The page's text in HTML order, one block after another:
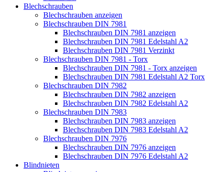
Blechschrauben
Blechschrauben anzeigen
Blechschrauben DIN 7981
Blechschrauben DIN 7981 anzeigen
Blechschrauben DIN 7981 Edelstahl A2
Blechschrauben DIN 7981 Verzinkt
Blechschrauben DIN 7981 - Torx
Blechschrauben DIN 7981 - Torx anzeigen
Blechschrauben DIN 7981 Edelstahl A2 Torx
Blechschrauben DIN 7982
Blechschrauben DIN 7982 anzeigen
Blechschrauben DIN 7982 Edelstahl A2
Blechschrauben DIN 7983
Blechschrauben DIN 7983 anzeigen
Blechschrauben DIN 7983 Edelstahl A2
Blechschrauben DIN 7976
Blechschrauben DIN 7976 anzeigen
Blechschrauben DIN 7976 Edelstahl A2
Blindnieten